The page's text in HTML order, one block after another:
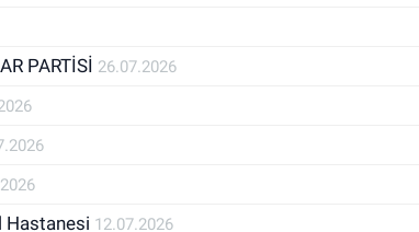
PARTİSİ 26.07.2026
Hastanesi 12.07.2026